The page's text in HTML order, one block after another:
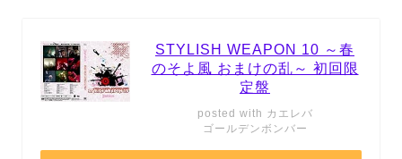
STYLISH WEAPON 10 ～春
のそよ風 おまけの乱～ 初回限
定盤
posted with カエレバ
ゴールデンボンバー